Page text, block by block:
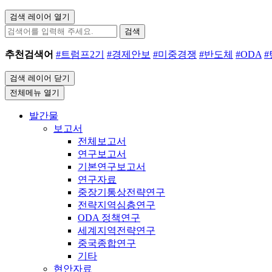
검색 레이어 열기
검색
추천검색어 #트럼프2기 #경제안보 #미중경쟁 #반도체 #ODA #
검색 레이어 닫기
전체메뉴 열기
발간물
보고서
전체보고서
연구보고서
기본연구보고서
연구자료
중장기통상전략연구
전략지역심층연구
ODA 정책연구
세계지역전략연구
중국종합연구
기타
현안자료